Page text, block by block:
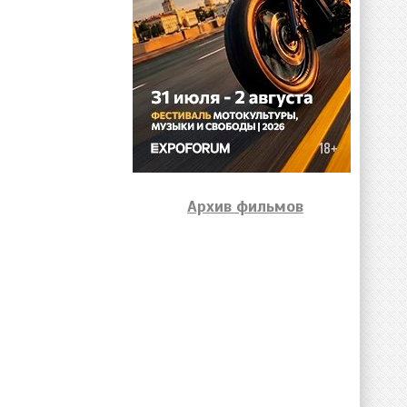
Архив фильмов